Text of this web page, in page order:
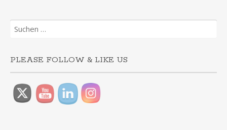
Suchen
nach:
PLEASE FOLLOW & LIKE US